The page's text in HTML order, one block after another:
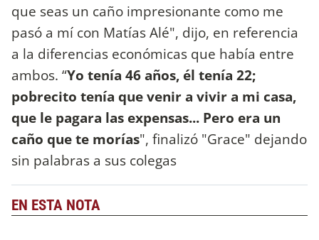
que seas un caño impresionante como me
pasó a mí con Matías Alé", dijo, en referencia
a la diferencias económicas que había entre
ambos. “Yo tenía 46 años, él tenía 22;
pobrecito tenía que venir a vivir a mi casa,
que le pagara las expensas... Pero era un
caño que te morías", finalizó "Grace" dejando
sin palabras a sus colegas
EN ESTA NOTA